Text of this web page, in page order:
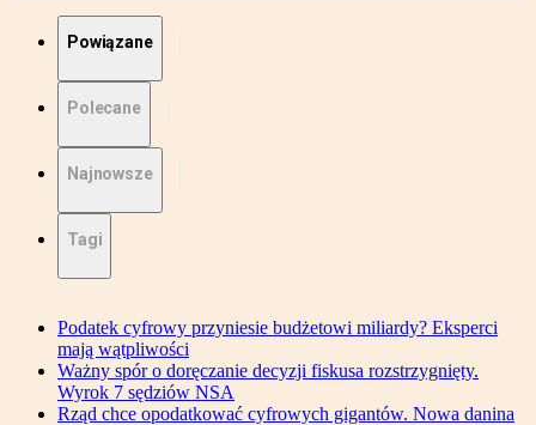
Powiązane
Polecane
Najnowsze
Tagi
Podatek cyfrowy przyniesie budżetowi miliardy? Eksperci
mają wątpliwości
Ważny spór o doręczanie decyzji fiskusa rozstrzygnięty.
Wyrok 7 sędziów NSA
Rząd chce opodatkować cyfrowych gigantów. Nowa danina